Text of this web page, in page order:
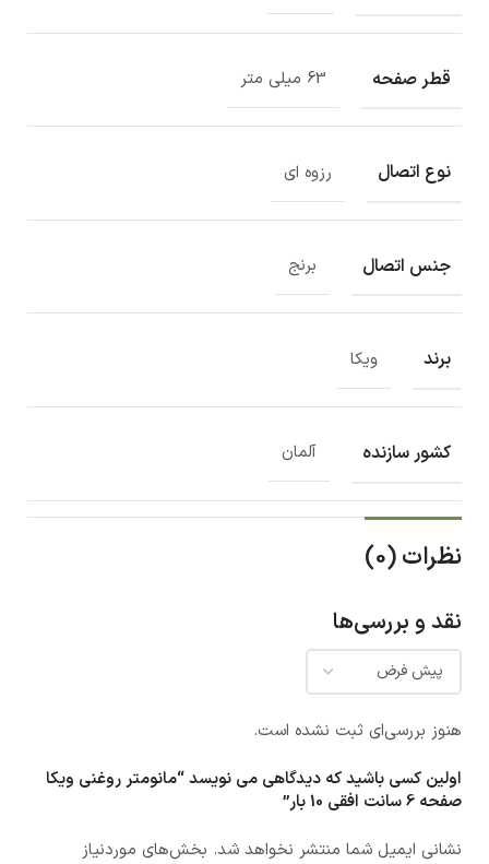
قطر صفحه 63 میلی متر
نوع اتصال رزوه ای
جنس اتصال برنج
برند ویکا
کشور سازنده آلمان
نظرات (0)
نقد و بررسی‌ها
هنوز بررسی‌ای ثبت نشده است.
اولین کسی باشید که دیدگاهی می نویسد “مانومتر روغنی ویکا
صفحه 6 سانت افقی 10 بار”
نشانی ایمیل شما منتشر نخواهد شد. بخش‌های موردنیاز